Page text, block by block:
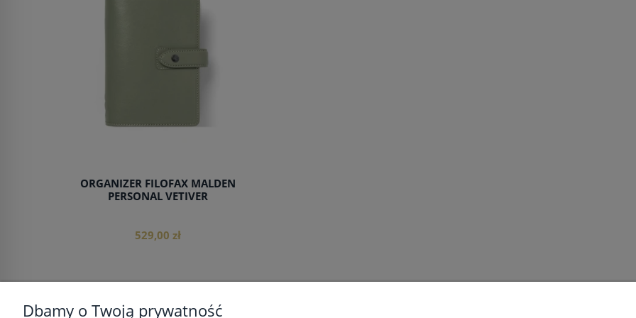
ORGANIZER FILOFAX MALDEN
PERSONAL VETIVER
529,00 zł
Dbamy o Twoją prywatność